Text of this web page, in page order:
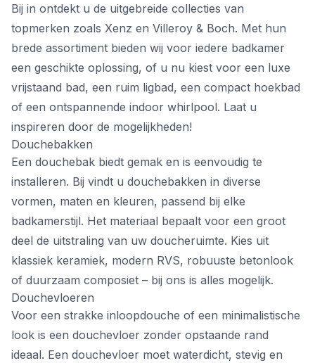
Bij in ontdekt u de uitgebreide collecties van
topmerken zoals Xenz en Villeroy & Boch. Met hun
brede assortiment bieden wij voor iedere badkamer
een geschikte oplossing, of u nu kiest voor een luxe
vrijstaand bad, een ruim ligbad, een compact hoekbad
of een ontspannende indoor whirlpool. Laat u
inspireren door de mogelijkheden!
Douchebakken
Een douchebak biedt gemak en is eenvoudig te
installeren. Bij vindt u douchebakken in diverse
vormen, maten en kleuren, passend bij elke
badkamerstijl. Het materiaal bepaalt voor een groot
deel de uitstraling van uw doucheruimte. Kies uit
klassiek keramiek, modern RVS, robuuste betonlook
of duurzaam composiet – bij ons is alles mogelijk.
Douchevloeren
Voor een strakke inloopdouche of een minimalistische
look is een douchevloer zonder opstaande rand
ideaal. Een douchevloer moet waterdicht, stevig en